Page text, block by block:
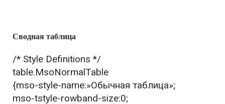
Сводная таблица
/* Style Definitions */
table.MsoNormalTable
{mso-style-name:»Обычная таблица»;
mso-tstyle-rowband-size:0;